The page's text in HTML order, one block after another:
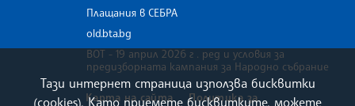
Плащания в СЕБРА
old.bta.bg
ВОТ - 19 април 2026 г . ред и условия за
предизборната кампания за Народно събрание
Карта на сайта Политика за
Тази интернет страница използва бисквитки
(cookies). Като приемете бисквитките, можете